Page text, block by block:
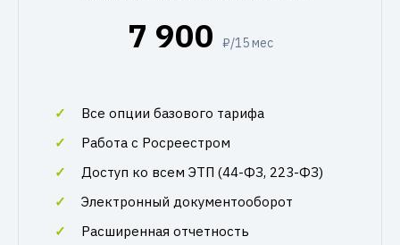
7 900 ₽/15 мес
Все опции базового тарифа
Работа с Росреестром
Доступ ко всем ЭТП (44-ФЗ, 223-ФЗ)
Электронный документооборот
Расширенная отчетность